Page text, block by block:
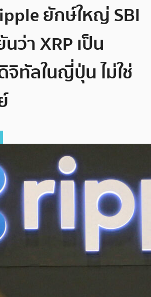
ยักษ์ใหญ่ SBI
ว่า XRP เป็น
ทัลในญี่ปุ่น ไม่ใช่